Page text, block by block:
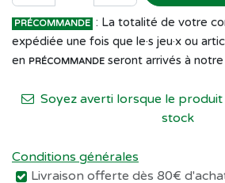
PRÉCOMMANDE : La totalité de votre
expédiée une fois que le·s jeu·x ou
en PRÉCOMMANDE seront arrivés à
Soyez averti lorsque le
stock
Conditions générales
Livraison offerte dès 80€